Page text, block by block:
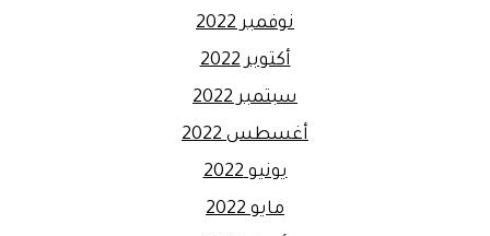
نوفمبر 2022
أكتوبر 2022
سبتمبر 2022
أغسطس 2022
يونيو 2022
مايو 2022